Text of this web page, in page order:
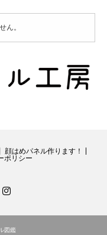
ん。
顔はめパネル作ります！
ポリシー
図鑑